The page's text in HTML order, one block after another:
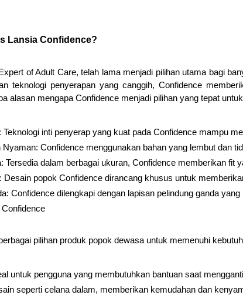
Lansia Confidence?
of Adult Care, telah lama menjadi pilihan utama bagi
teknologi penyerapan yang canggih, Confidence
alasan mengapa Confidence menjadi pilihan yang tepat
Teknologi inti penyerap yang kuat pada Confidence mampu
Nyaman: Confidence menggunakan bahan yang lembut dan
Tersedia dalam berbagai ukuran, Confidence memberikan
Desain popok Confidence dirancang khusus untuk
Confidence dilengkapi dengan lapisan pelindung ganda
pilihan produk popok dewasa untuk memenuhi
untuk pengguna yang membutuhkan bantuan saat
seperti celana dalam, memberikan kemudahan dan